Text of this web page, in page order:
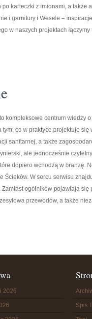
karteczki z imionami, a także
i garnitury i Wesele –
w naszych projektach
kompleksowe centrum wiedzy
tym, co w praktyce projektuje się
sanitarnej, a także
ale jednocześnie
dopiero wchodzą w branżę.
Ścieków. W sercu serwisu
Zamiast ogólników pojawiają
przewodów, a także
2026
Spis